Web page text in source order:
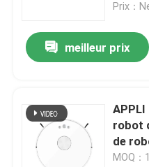
Produits
Prix：
meilleur prix
robot
de
MOQ